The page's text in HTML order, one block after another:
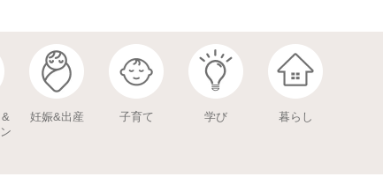
&
妊娠&出産 子育て 学び 暮らし